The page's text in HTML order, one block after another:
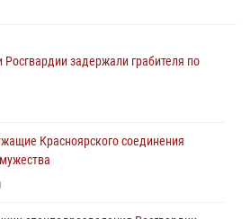
Росгвардии задержали грабителя по
Красноярского соединения